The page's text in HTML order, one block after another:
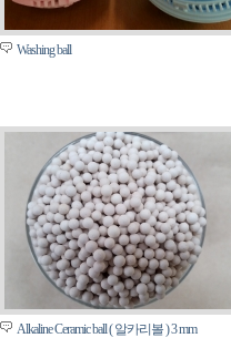
Washing ball
Alkaline Ceramic ball ( 알카리볼 ) 3 mm